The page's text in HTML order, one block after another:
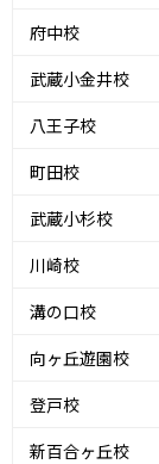
府中校
武蔵小金井校
八王子校
町田校
武蔵小杉校
川崎校
溝の口校
向ヶ丘遊園校
登戸校
新百合ヶ丘校